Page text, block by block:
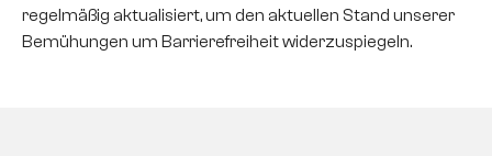
regelmäßig aktualisiert, um den aktuellen Stand unserer
Bemühungen um Barrierefreiheit widerzuspiegeln.